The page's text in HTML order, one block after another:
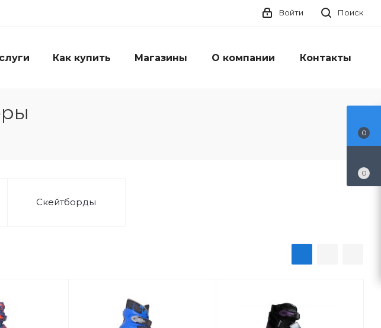
Поиск
Войти
Как купить Магазины О компании Контакты
Скейтборды
0
0